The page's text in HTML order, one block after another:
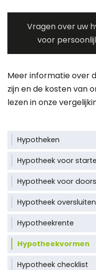
Vragen over uw
voor
Meer informatie over
zijn en de kosten van
lezen in onze
Hypotheken
Hypotheek voor
Hypotheek voor
Hypotheek oversluiten
Hypotheekrente
Hypotheekvormen
Hypotheek checklist